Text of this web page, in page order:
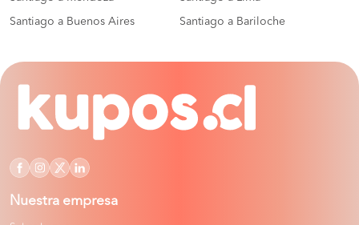
Santiago a Buenos Aires Santiago a Bariloche
Nuestra empresa